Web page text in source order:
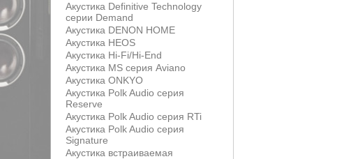
Акустика Definitive Technology
серии Demand
Акустика DENON HOME
Акустика HEOS
Акустика Hi-Fi/Hi-End
Акустика MS серия Aviano
Акустика ONKYO
Акустика Polk Audio серия
Reserve
Акустика Polk Audio серия RTi
Акустика Polk Audio серия
Signature
Акустика встраиваемая